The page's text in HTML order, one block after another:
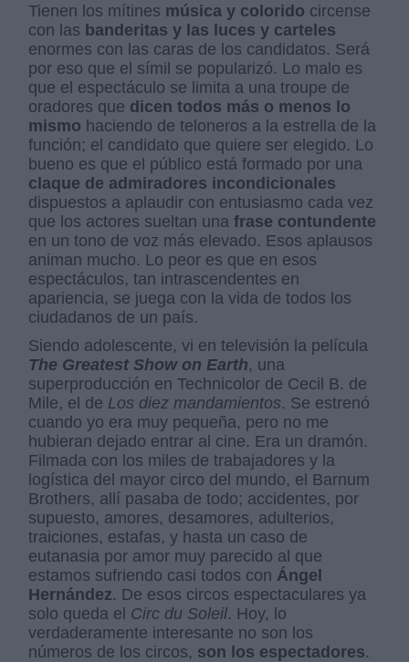
Tienen los mítines música y colorido circense
con las banderitas y las luces y carteles
enormes con las caras de los candidatos. Será
por eso que el símil se popularizó. Lo malo es
que el espectáculo se limita a una troupe de
oradores que dicen todos más o menos lo
mismo haciendo de teloneros a la estrella de la
función; el candidato que quiere ser elegido. Lo
bueno es que el público está formado por una
claque de admiradores incondicionales
dispuestos a aplaudir con entusiasmo cada vez
que los actores sueltan unafrase contundente
en un tono de voz más elevado. Esos aplausos
animan mucho. Lo peor es que en esos
espectáculos, tan intrascendentes en
apariencia, se juega con la vida de todos los
ciudadanos de un país.
Siendo adolescente, vi en televisión la película
The Greatest Show on Earth, una
superproducción en Technicolor de Cecil B. de
Mile, el de Los diez mandamientos. Se estrenó
cuando yo era muy pequeña, pero no me
hubieran dejado entrar al cine. Era un dramón.
Filmada con los miles de trabajadores y la
logística del mayor circo del mundo, el Barnum
Brothers, allí pasaba de todo; accidentes, por
supuesto, amores, desamores, adulterios,
traiciones, estafas, y hasta un caso de
eutanasia por amor muy parecido al que
estamos sufriendo casi todos con Ángel
Hernández. De esos circos espectaculares ya
solo queda el Circ du Soleil. Hoy, lo
verdaderamente interesante no son los
números de los circos, son los espectadores.